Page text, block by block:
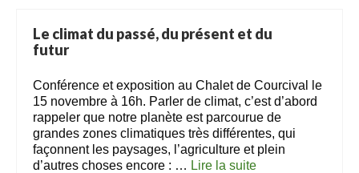
Le climat du passé, du présent et du
futur
Conférence et exposition au Chalet de Courcival le
15 novembre à 16h. Parler de climat, c’est d’abord
rappeler que notre planète est parcourue de
grandes zones climatiques très différentes, qui
façonnent les paysages, l’agriculture et plein
d’autres choses encore : … Lire la suite­­